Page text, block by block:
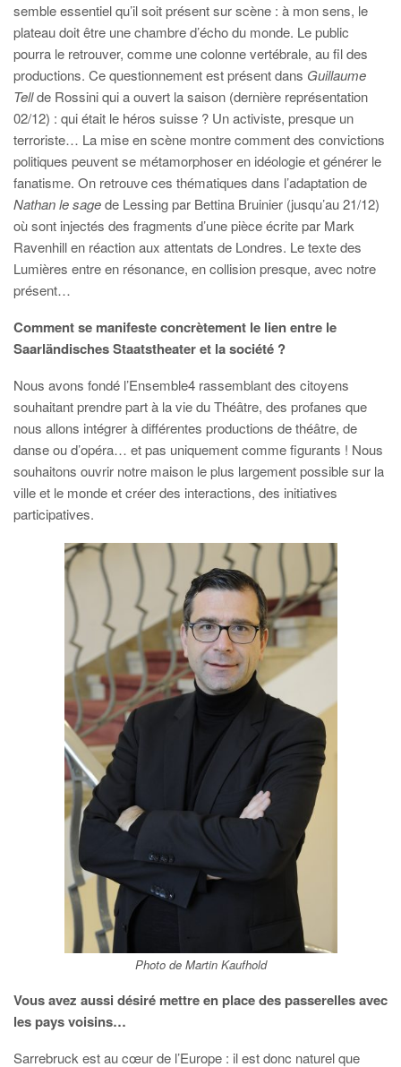
semble essentiel qu’il soit présent sur scène : à mon sens, le
plateau doit être une chambre d’écho du monde. Le public
pourra le retrouver, comme une colonne vertébrale, au fil des
productions. Ce questionnement est présent dans Guillaume
Tellde Rossini qui a ouvert la saison (dernière représentation
02/12) : qui était le héros suisse ? Un activiste, presque un
terroriste… La mise en scène montre comment des convictions
politiques peuvent se métamorphoser en idéologie et générer le
fanatisme. On retrouve ces thématiques dans l’adaptation de
Nathan le sagede Lessing par Bettina Bruinier (jusqu’au 21/12)
où sont injectés des fragments d’une pièce écrite par Mark
Ravenhill en réaction aux attentats de Londres. Le texte des
Lumières entre en résonance, en collision presque, avec notre
présent…
Comment se manifeste concrètement le lien entre le
Saarländisches Staatstheater et la société ?
Nous avons fondé l’Ensemble4 rassemblant des citoyens
souhaitant prendre part à la vie du Théâtre, des profanes que
nous allons intégrer à différentes productions de théâtre, de
danse ou d’opéra… et pas uniquement comme figurants ! Nous
souhaitons ouvrir notre maison le plus largement possible sur la
ville et le monde et créer des interactions, des initiatives
participatives.
Photo de Martin Kaufhold
Vous avez aussi désiré mettre en place des passerelles avec
les pays voisins…
Sarrebruck est au cœur de l’Europe : il est donc naturel que